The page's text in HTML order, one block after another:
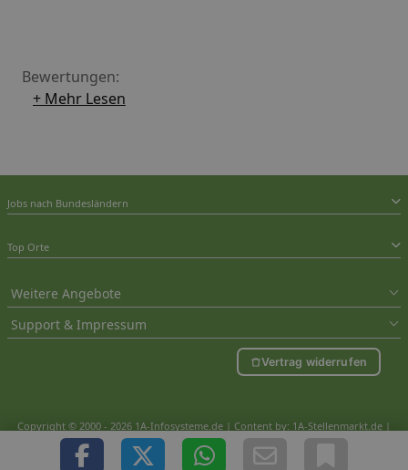
Bewertungen:
+ Mehr Lesen
Jobs nach Bundesländern
Top Orte
Weitere Angebote
Support & Impressum
Vertrag widerrufen
Copyright © 2000 - 2026 1A-Infosysteme.de | Content by: 1A-Stellenmarkt.de |
06.08.2026| CFo: nur_Artikel|SEO_anpassung ( 0.874)